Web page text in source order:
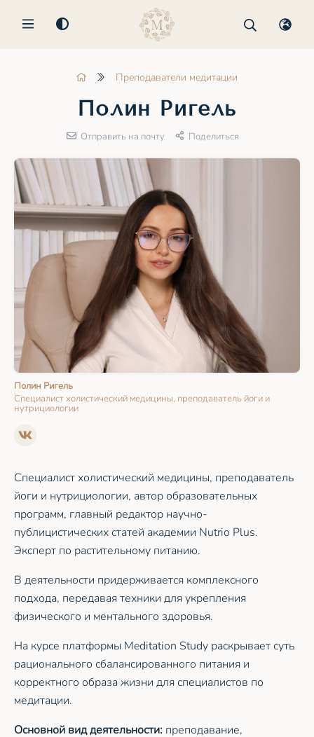
MENU
Преподаватели медитации
Полин Ригель
Отправить на почту Поделиться
Полин Ригель
Специалист холистический медицины, преподаватель йоги и
нутрициологии
Специалист холистический медицины, преподаватель
йоги и нутрициологии, автор образовательных
программ, главный редактор научно-
публицистических статей академии Nutrio Plus.
Эксперт по растительному питанию.
В деятельности придерживается комплексного
подхода, передавая техники для укрепления
физического и ментального здоровья.
На курсе платформы Meditation Study раскрывает суть
рационального сбалансированного питания и
корректного образа жизни для специалистов по
медитации.
Основной вид деятельности: преподавание,